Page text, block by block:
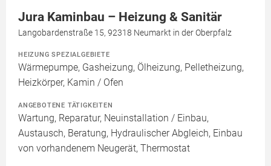
Jura Kaminbau – Heizung & Sanitär
Langobardenstraße 15, 92318 Neumarkt in der Oberpfalz
HEIZUNG SPEZIALGEBIETE
Wärmepumpe, Gasheizung, Ölheizung, Pelletheizung,
Heizkörper, Kamin / Ofen
ANGEBOTENE TÄTIGKEITEN
Wartung, Reparatur, Neuinstallation / Einbau,
Austausch, Beratung, Hydraulischer Abgleich, Einbau
von vorhandenem Neugerät, Thermostat